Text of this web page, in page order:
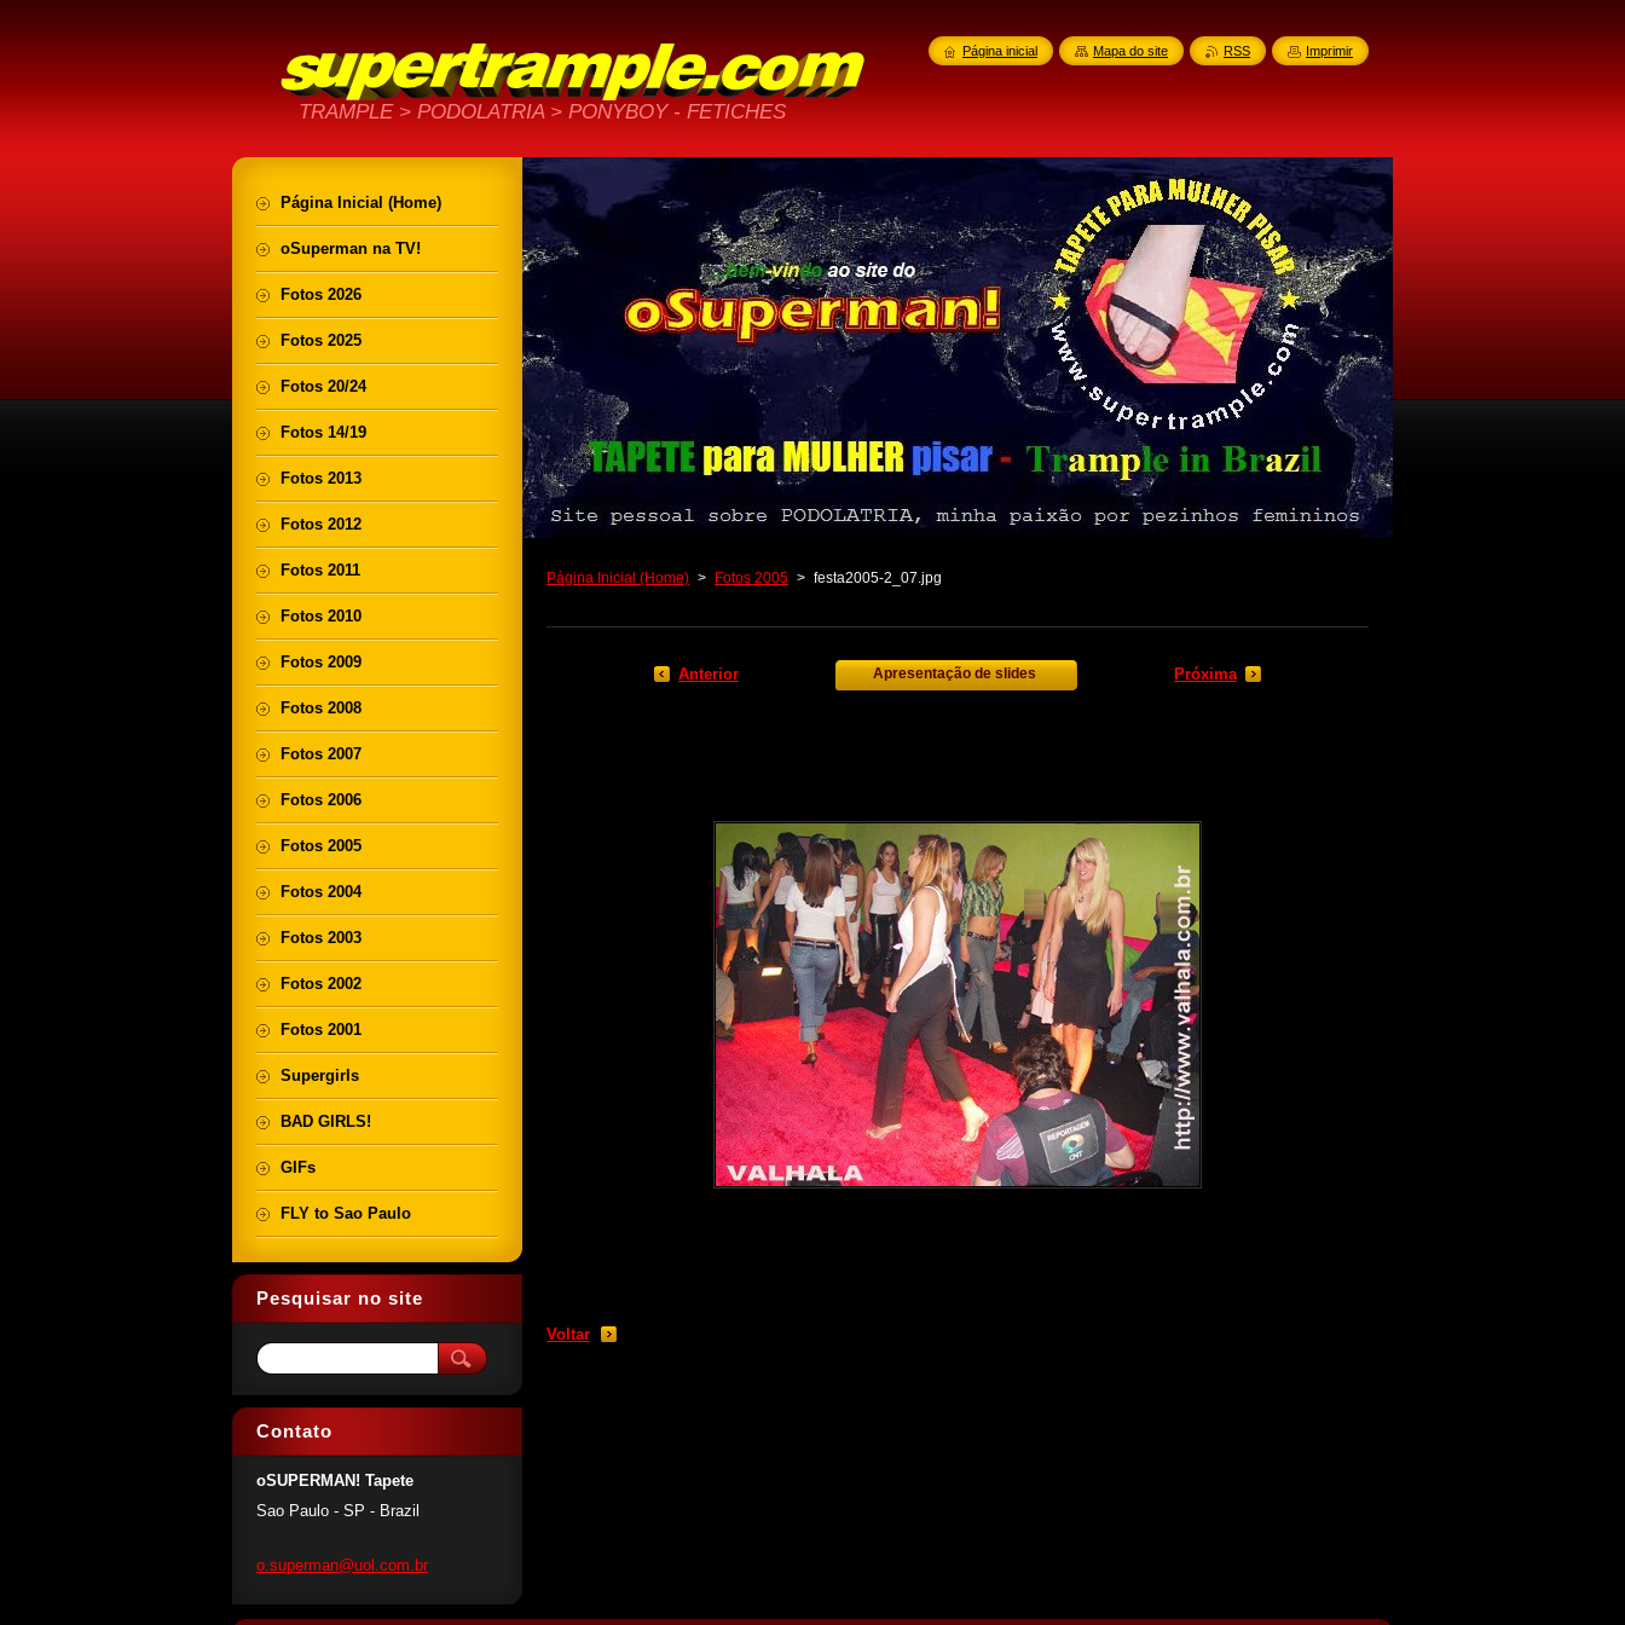
TRAMPLE > PODOLATRIA > PONYBOY - FETICHES
Página Inicial (Home) > Fotos 2005 > festa2005-2_07.jpg
Anterior Apresentação de slides Próxima
Voltar
Página Inicial (Home)
oSuperman na TV!
Fotos 2026
Fotos 2025
Fotos 20/24
Fotos 14/19
Fotos 2013
Fotos 2012
Fotos 2011
Fotos 2010
Fotos 2009
Fotos 2008
Fotos 2007
Fotos 2006
Fotos 2005
Fotos 2004
Fotos 2003
Fotos 2002
Fotos 2001
Supergirls
BAD GIRLS!
GIFs
FLY to Sao Paulo
Pesquisar no site
Contato
oSUPERMAN! Tapete
Sao Paulo - SP - Brazil
o.superman@uol.com.br
Página inicial Mapa do site RSS Imprimir